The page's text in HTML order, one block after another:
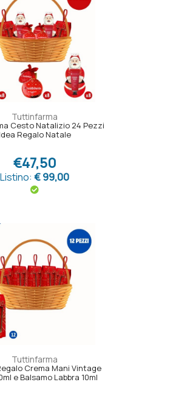
Tuttinfarma
Cesto Natalizio 24 Pezzi
Idea Regalo Natale
€47,50
Listino:€ 99,00
Tuttinfarma
Crema Mani Vintage
e Balsamo Labbra 10ml